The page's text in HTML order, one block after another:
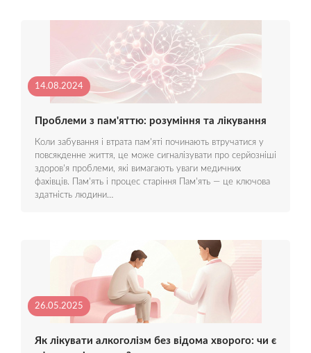
14.08.2024
Проблеми з пам'яттю: розуміння та лікування
Коли забування і втрата пам'яті починають втручатися у
повсякденне життя, це може сигналізувати про серйозніші
здоров'я проблеми, які вимагають уваги медичних
фахівців. Пам'ять і процес старіння Пам'ять — це ключова
здатність людини…
26.05.2025
Як лікувати алкоголізм без відома хворого: чи є